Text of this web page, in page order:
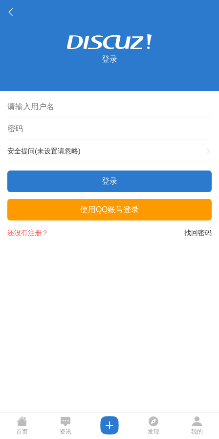
登录
安全提问(未设置请忽略)
登录
使用QQ账号登录
找回密码
还没有注册？
首页 资讯 发现 我的